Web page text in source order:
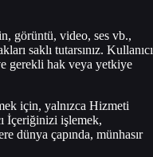
görüntü, video, ses vb.,
saklı tutarsınız. Kullanıcı
gerekli hak veya yetkiye
için, yalnızca Hizmeti
İçeriğinizi işlemek,
dünya çapında, münhasır